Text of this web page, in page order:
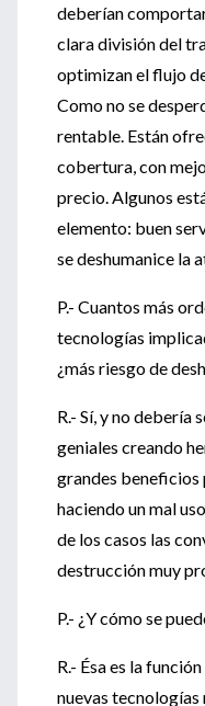
deberían
clara división del
optimizan el flujo
Como no se
rentable. Están
cobertura, con
precio. Algunos
elemento: buen
se deshumanice la
P.- Cuantos más
tecnologías
¿más riesgo de
R.- Sí, y no debería
geniales creando
grandes
haciendo un mal
de los casos las
destrucción muy
P.- ¿Y cómo se
R.- Ésa es la
nuevas tecnologías